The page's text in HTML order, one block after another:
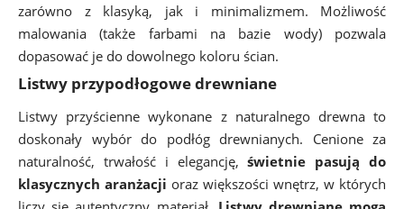
zarówno z klasyką, jak i minimalizmem. Możliwość
malowania (także farbami na bazie wody) pozwala
dopasować je do dowolnego koloru ścian.
Listwy przypodłogowe drewniane
Listwy przyścienne wykonane z naturalnego drewna to
doskonały wybór do podłóg drewnianych. Cenione za
naturalność, trwałość i elegancję,świetnie pasują do
klasycznych aranżacji oraz większości wnętrz, w których